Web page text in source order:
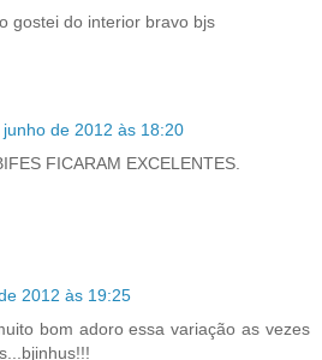
gostei do interior bravo bjs
junho de 2012 às 18:20
FICARAM EXCELENTES.
2012 às 19:25
bom adoro essa variação as vezes